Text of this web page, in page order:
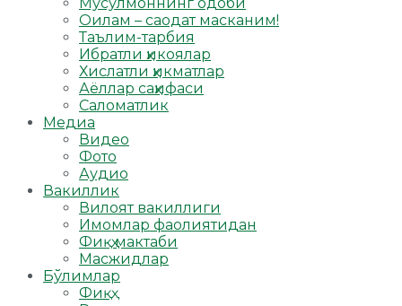
Оилам – саодат масканим!
Таълим-тарбия
Ибратли ҳикоялар
Хислатли ҳикматлар
Аёллар саҳифаси
Саломатлик
Медиа
Видео
Фото
Аудио
Вакиллик
Вилоят вакиллиги
Имомлар фаолиятидан
Фиқҳ мактаби
Масжидлар
Бўлимлар
Фиқҳ